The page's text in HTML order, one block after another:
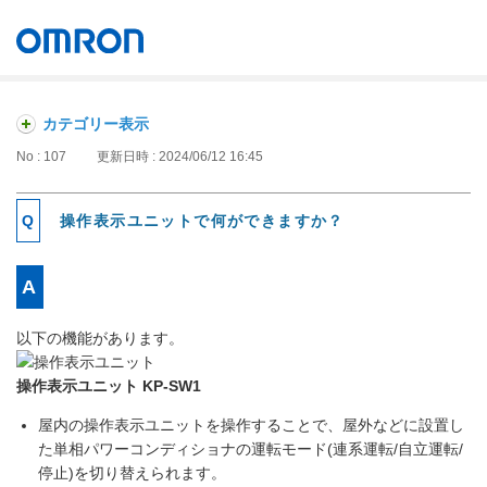
カテゴリー表示
No : 107 更新日時 : 2024/06/12 16:45
操作表示ユニットで何ができますか？
以下の機能があります。
操作表示ユニット KP-SW1
屋内の操作表示ユニットを操作することで、屋外などに設置し
た単相パワーコンディショナの運転モード(連系運転/自立運転/
停止)を切り替えられます。